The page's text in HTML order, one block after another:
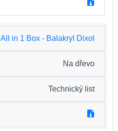
All in 1 Box - Balakryl Dixol
Na dřevo
Technický list